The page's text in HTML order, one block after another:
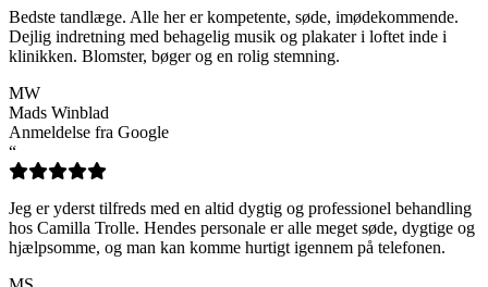
Bedste tandlæge. Alle her er kompetente, søde, imødekommende.
Dejlig indretning med behagelig musik og plakater i loftet inde i
klinikken. Blomster, bøger og en rolig stemning.
MW
Mads Winblad
Anmeldelse fra Google
“
Jeg er yderst tilfreds med en altid dygtig og professionel behandling
hos Camilla Trolle. Hendes personale er alle meget søde, dygtige og
hjælpsomme, og man kan komme hurtigt igennem på telefonen.